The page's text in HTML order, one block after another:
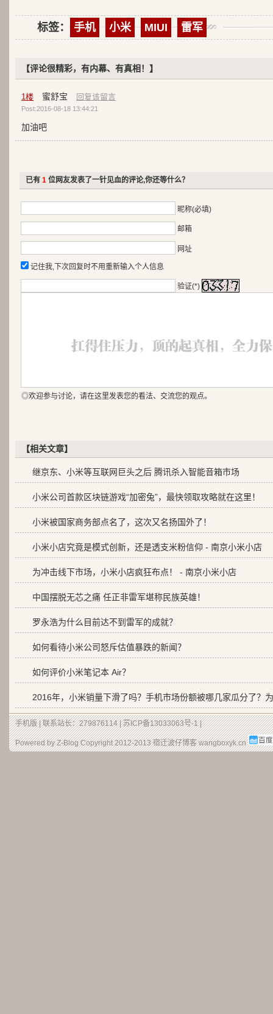
标签： 手机 小米 MIUI 雷军
【评论很精彩，有内幕、有真相！】
1楼 蜜舒宝 回复该留言
Post:2016-08-18 13:44:21
加油吧
已有 1位网友发表了一针见血的评论,你还等什么？
昵称(必填)
邮箱
网址
记住我,下次回复时不用重新输入个人信息
验证(*)
◎欢迎参与讨论，请在这里发表您的看法、交流您的观点。
【相关文章】
继京东、小米等互联网巨头之后 腾讯杀入智能音箱市场
小米公司首款区块链游戏“加密兔”，最快领取攻略就在这里！
小米被国家商务部点名了，这次又名扬国外了！
小米小店究竟是模式创新，还是透支米粉信仰 - 南京小米小店
为冲击线下市场，小米小店疯狂布点！ - 南京小米小店
中国摆脱无芯之痛 任正非雷军堪称民族英雄！
罗永浩为什么目前达不到雷军的成就？
如何看待小米公司怒斥估值暴跌的新闻？
如何评价小米笔记本 Air？
2016年，小米销量下滑了吗？手机市场份额被哪几家瓜分了？
手机版| 联系站长：279876114 |苏ICP备13033063号-1|
Powered by Z-Blog Copyright 2012-2013宿迁波仔博客wangboxyk.cn